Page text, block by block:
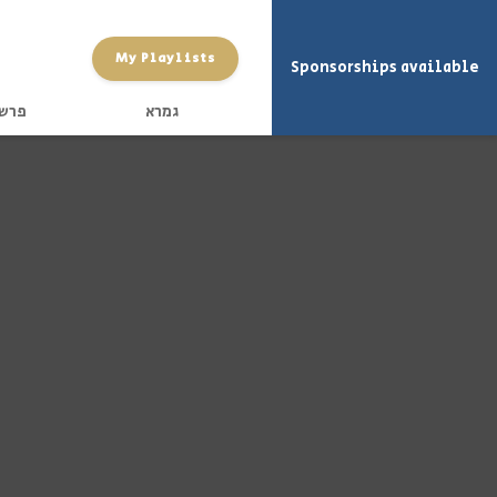
My Playlists
גמרא
Sponsorships available